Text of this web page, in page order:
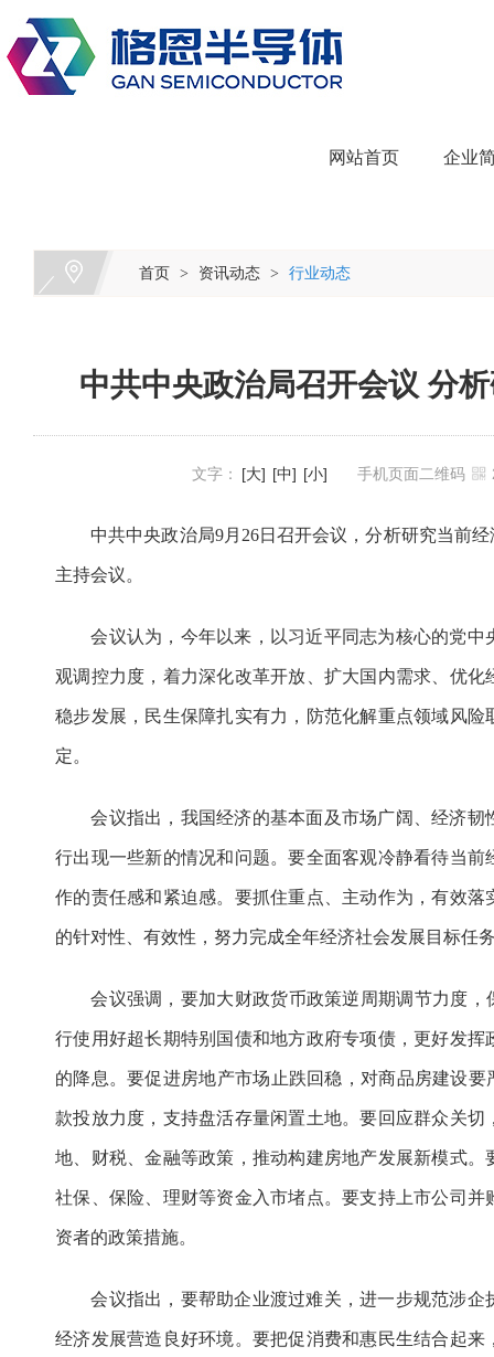
网站首页 企业
首页 > 资讯动态 > 行业动态
中共中央政治局召开会议 分
文字： [大] [中] [小] 手机页面二维码
中共中央政治局9月26日召开会议，分析研究当前经
主持会议。
会议认为，今年以来，以习近平同志为核心的党中
观调控力度，着力深化改革开放、扩大国内需求、优
稳步发展，民生保障扎实有力，防范化解重点领域风
定。
会议指出，我国经济的基本面及市场广阔、经济韧
行出现一些新的情况和问题。要全面客观冷静看待当
作的责任感和紧迫感。要抓住重点、主动作为，有效
的针对性、有效性，努力完成全年经济社会发展目标任
会议强调，要加大财政货币政策逆周期调节力度，
行使用好超长期特别国债和地方政府专项债，更好发
的降息。要促进房地产市场止跌回稳，对商品房建设
款投放力度，支持盘活存量闲置土地。要回应群众关
地、财税、金融等政策，推动构建房地产发展新模式
社保、保险、理财等资金入市堵点。要支持上市公司
资者的政策措施。
会议指出，要帮助企业渡过难关，进一步规范涉企
经济发展营造良好环境。要把促消费和惠民生结合起